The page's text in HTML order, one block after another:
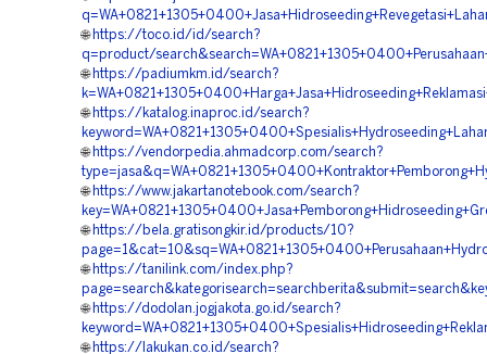
🌐 https://toco.id/id/search?
q=product/
🌐 https://padiumkm.id/search?
🌐 https://katalog.inaproc.id/search?
🌐 https://vendorpedia.ahmadcorp.com/search?
🌐 https://www.jakartanotebook.com/search?
🌐 https://bela.gratisongkir.id/products/10?
🌐 https://tanilink.com/index.php?
🌐 https://dodolan.jogjakota.go.id/search?
🌐 https://lakukan.co.id/search?